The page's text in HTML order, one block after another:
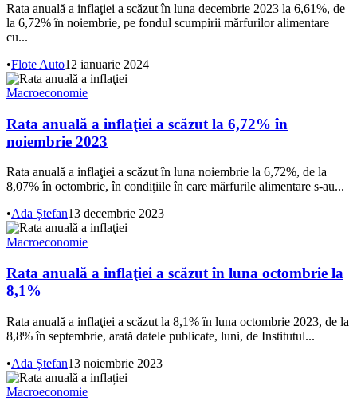
Rata anuală a inflaţiei a scăzut în luna decembrie 2023 la 6,61%, de
la 6,72% în noiembrie, pe fondul scumpirii mărfurilor alimentare
cu...
•Flote Auto12 ianuarie 2024
Macroeconomie
Rata anuală a inflaţiei a scăzut la 6,72% în
noiembrie 2023
Rata anuală a inflaţiei a scăzut în luna noiembrie la 6,72%, de la
8,07% în octombrie, în condiţiile în care mărfurile alimentare s-au...
•Ada Ștefan13 decembrie 2023
Macroeconomie
Rata anuală a inflaţiei a scăzut în luna octombrie la
8,1%
Rata anuală a inflaţiei a scăzut la 8,1% în luna octombrie 2023, de la
8,8% în septembrie, arată datele publicate, luni, de Institutul...
•Ada Ștefan13 noiembrie 2023
Macroeconomie